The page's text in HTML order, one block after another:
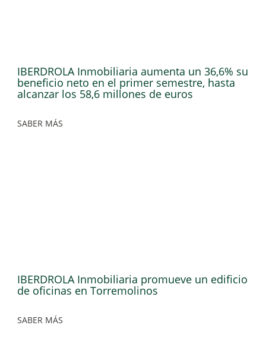
IBERDROLA Inmobiliaria aumenta un 36,6% su
beneficio neto en el primer semestre, hasta
alcanzar los 58,6 millones de euros
SABER MÁS
IBERDROLA Inmobiliaria promueve un edificio
de oficinas en Torremolinos
SABER MÁS